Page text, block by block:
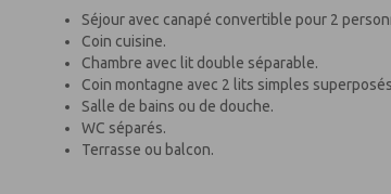
Séjour avec canapé convertible pour 2
Coin cuisine.
Chambre avec lit double séparable.
Coin montagne avec 2 lits simples
Salle de bains ou de douche.
WC séparés.
Terrasse ou balcon.